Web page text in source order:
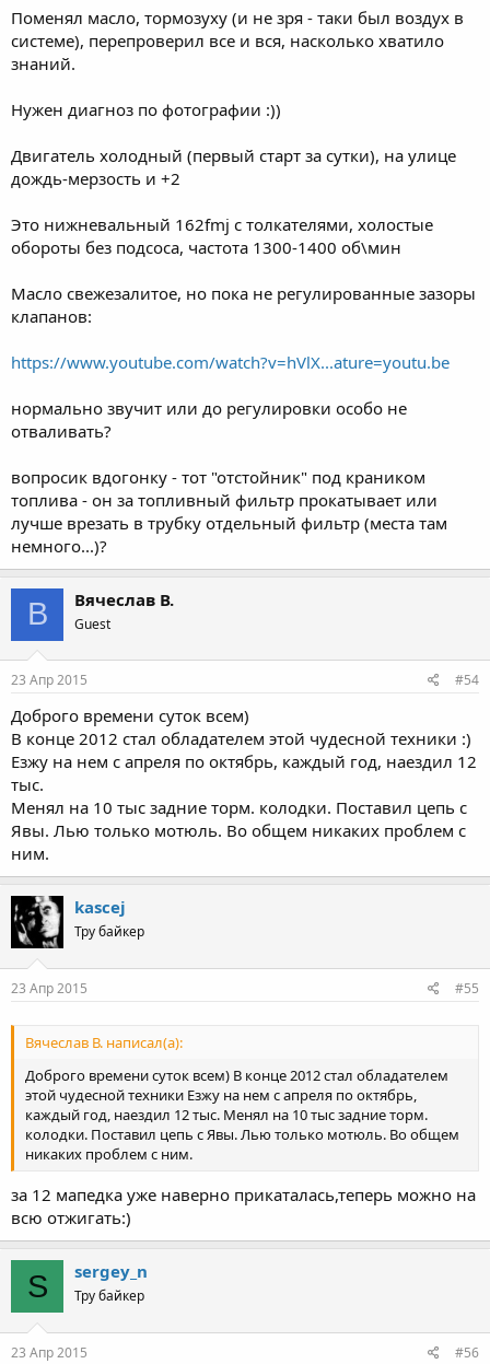
Поменял масло, тормозуху (и не зря - таки был воздух в
системе), перепроверил все и вся, насколько хватило
знаний.
Нужен диагноз по фотографии :))
Двигатель холодный (первый старт за сутки), на улице
дождь-мерзость и +2
Это нижневальный 162fmj с толкателями, холостые
обороты без подсоса, частота 1300-1400 об\мин
Масло свежезалитое, но пока не регулированные зазоры
клапанов:
https://www.youtube.com/watch?v=hVlX...ature=youtu.be
нормально звучит или до регулировки особо не
отваливать?
вопросик вдогонку - тот "отстойник" под краником
топлива - он за топливный фильтр прокатывает или
лучше врезать в трубку отдельный фильтр (места там
немного...)?
В Вячеслав В.
Guest
23 Апр 2015 #54
Доброго времени суток всем)
В конце 2012 стал обладателем этой чудесной техники :)
Езжу на нем с апреля по октябрь, каждый год, наездил 12
тыс.
Менял на 10 тыс задние торм. колодки. Поставил цепь с
Явы. Лью только мотюль. Во общем никаких проблем с
ним.
kascej
Тру байкер
23 Апр 2015 #55
Вячеслав В. написал(а):
Доброго времени суток всем) В конце 2012 стал обладателем
этой чудесной техники Езжу на нем с апреля по октябрь,
каждый год, наездил 12 тыс. Менял на 10 тыс задние торм.
колодки. Поставил цепь с Явы. Лью только мотюль. Во общем
никаких проблем с ним.
за 12 мапедка уже наверно прикаталась,теперь можно на
всю отжигать:)
S sergey_n
Тру байкер
23 Апр 2015 #56